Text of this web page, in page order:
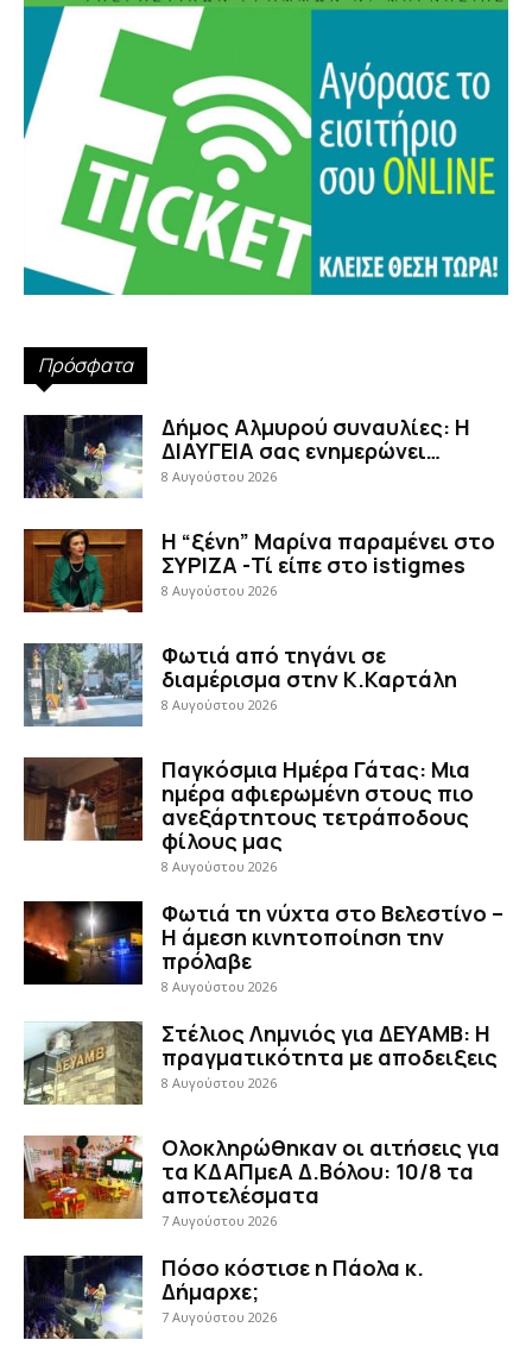
Πρόσφατα
Δήμος Αλμυρού συναυλίες: Η
ΔΙΑΥΓΕΙΑ σας ενημερώνει…
8 Αυγούστου 2026
Η “ξένη” Μαρίνα παραμένει στο
ΣΥΡΙΖΑ -Τί είπε στο istigmes
8 Αυγούστου 2026
Φωτιά από τηγάνι σε
διαμέρισμα στην Κ.Καρτάλη
8 Αυγούστου 2026
Παγκόσμια Ημέρα Γάτας: Μια
ημέρα αφιερωμένη στους πιο
ανεξάρτητους τετράποδους
φίλους μας
8 Αυγούστου 2026
Φωτιά τη νύχτα στο Βελεστίνο –
Η άμεση κινητοποίηση την
πρόλαβε
8 Αυγούστου 2026
Στέλιος Λημνιός για ΔΕΥΑΜΒ: Η
πραγματικότητα με αποδειξεις
8 Αυγούστου 2026
Ολοκληρώθηκαν οι αιτήσεις για
τα ΚΔΑΠμεΑ Δ.Βόλου: 10/8 τα
αποτελέσματα
7 Αυγούστου 2026
Πόσο κόστισε η Πάολα κ.
Δήμαρχε;
7 Αυγούστου 2026